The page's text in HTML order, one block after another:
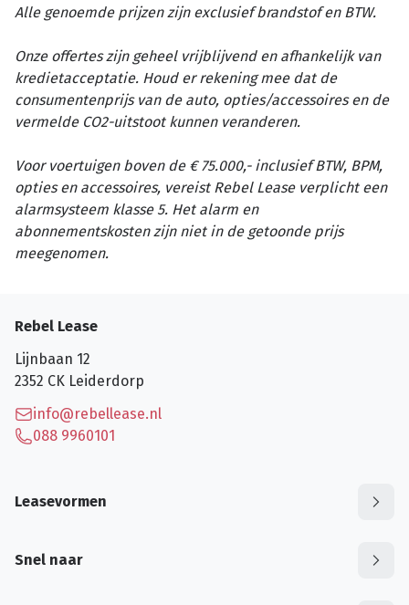
Alle genoemde prijzen zijn exclusief brandstof en BTW.
Onze offertes zijn geheel vrijblijvend en afhankelijk van
kredietacceptatie. Houd er rekening mee dat de
consumentenprijs van de auto, opties/accessoires en de
vermelde CO2-uitstoot kunnen veranderen.
Voor voertuigen boven de € 75.000,- inclusief BTW, BPM,
opties en accessoires, vereist Rebel Lease verplicht een
alarmsysteem klasse 5. Het alarm en
abonnementskosten zijn niet in de getoonde prijs
meegenomen.
Rebel Lease
Lijnbaan 12
2352 CK Leiderdorp
info@rebellease.nl
088 9960101
Leasevormen
Snel naar